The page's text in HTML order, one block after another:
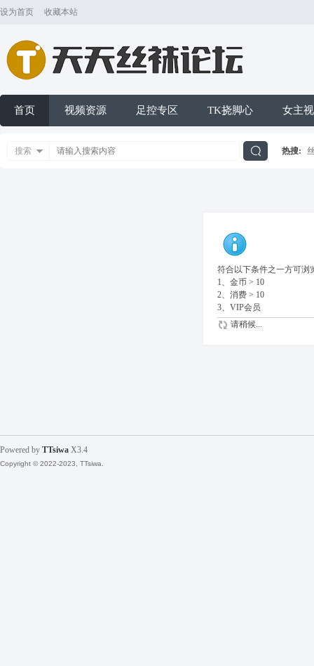
设为首页 收藏本站
首页 视频资源 足控专区 TK挠脚心 女主
搜索 热搜:
符合以下条件之一方可浏
1、金币 > 10
2、消费 > 10
3、VIP会员
请稍候...
Powered by TTsiwa X3.4
Copyright © 2022-2023, TTsiwa.